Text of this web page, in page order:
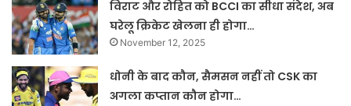
विराट और रोहित को BCCI का सीधा संदेश, अब
घरेलू क्रिकेट खेलना ही होगा…
November 12, 2025
धोनी के बाद कौन, सैमसन नहीं तो CSK का
अगला कप्तान कौन होगा…